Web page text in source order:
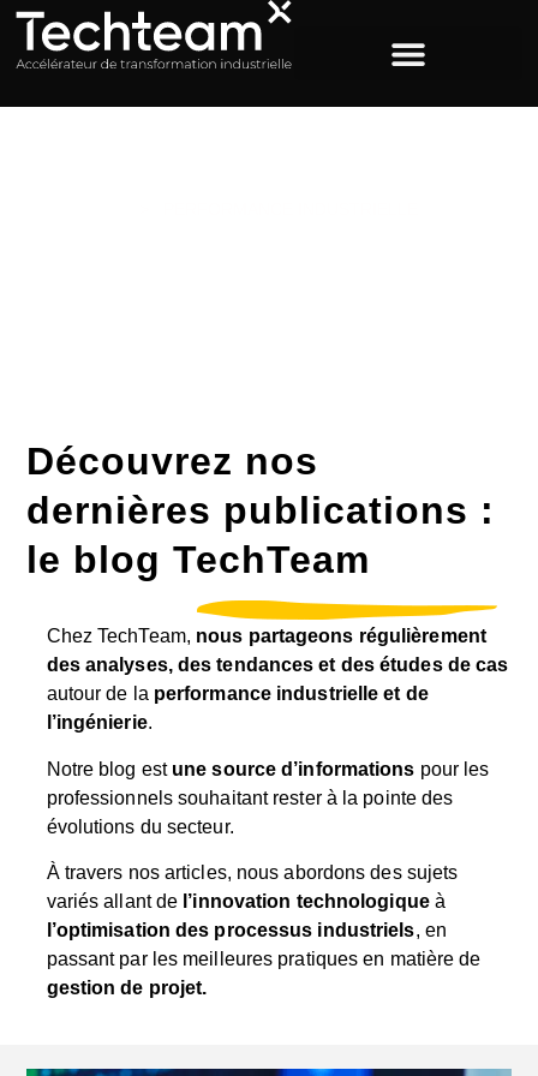
Découvrez nos
dernières publications :
le blog TechTeam
Chez TechTeam, nous partageons régulièrement
des analyses, des tendances et des études de cas
autour de la performance industrielle et de
l’ingénierie.
Notre blog est une source d’informations pour les
professionnels souhaitant rester à la pointe des
évolutions du secteur.
À travers nos articles, nous abordons des sujets
variés allant de l’innovation technologiqueà
l’optimisation des processus industriels, en
passant par les meilleures pratiques en matière de
gestion de projet.